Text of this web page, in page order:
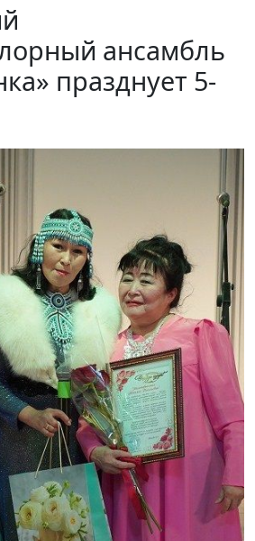
ансамбль
празднует 5-